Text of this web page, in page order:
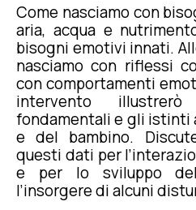
Come nasciamo con
aria, acqua e
bisogni emotivi innati.
nasciamo con riflessi
con comportamenti
intervento
fondamentali e gli istinti
e del bambino.
questi dati per
e per lo sviluppo
l’insorgere di alcuni